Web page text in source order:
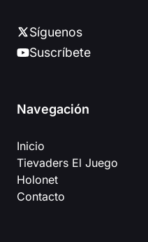
Síguenos
Suscríbete
Navegación
Inicio
Tievaders El Juego
Holonet
Contacto